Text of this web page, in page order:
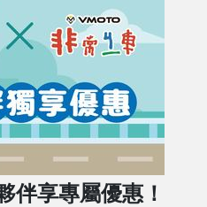
伴享專屬優惠！